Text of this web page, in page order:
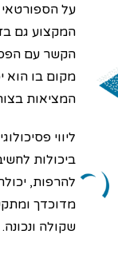
על
המקצוע גם
הקשר עם
מקום בו הוא
המציאות
ליווי
ביכולות
להרפות,
מדוכדך
שקולה ונכונה.